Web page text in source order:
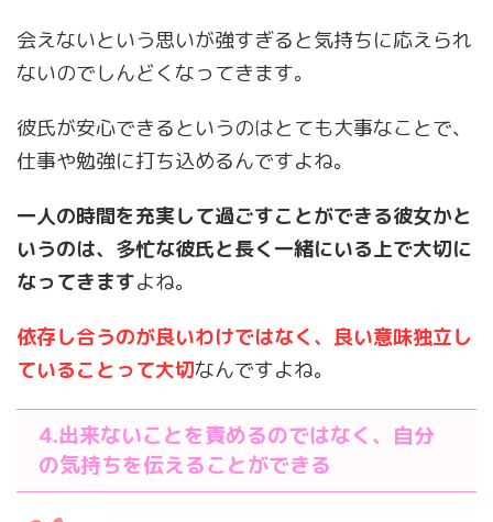
会えないという思いが強すぎると気持ちに応えられ
ないのでしんどくなってきます。
彼氏が安心できるというのはとても大事なことで、
仕事や勉強に打ち込めるんですよね。
一人の時間を充実して過ごすことができる彼女かと
いうのは、多忙な彼氏と長く一緒にいる上で大切に
なってきますよね。
依存し合うのが良いわけではなく、良い意味独立し
ていることって大切なんですよね。
4.出来ないことを責めるのではなく、自分
の気持ちを伝えることができる